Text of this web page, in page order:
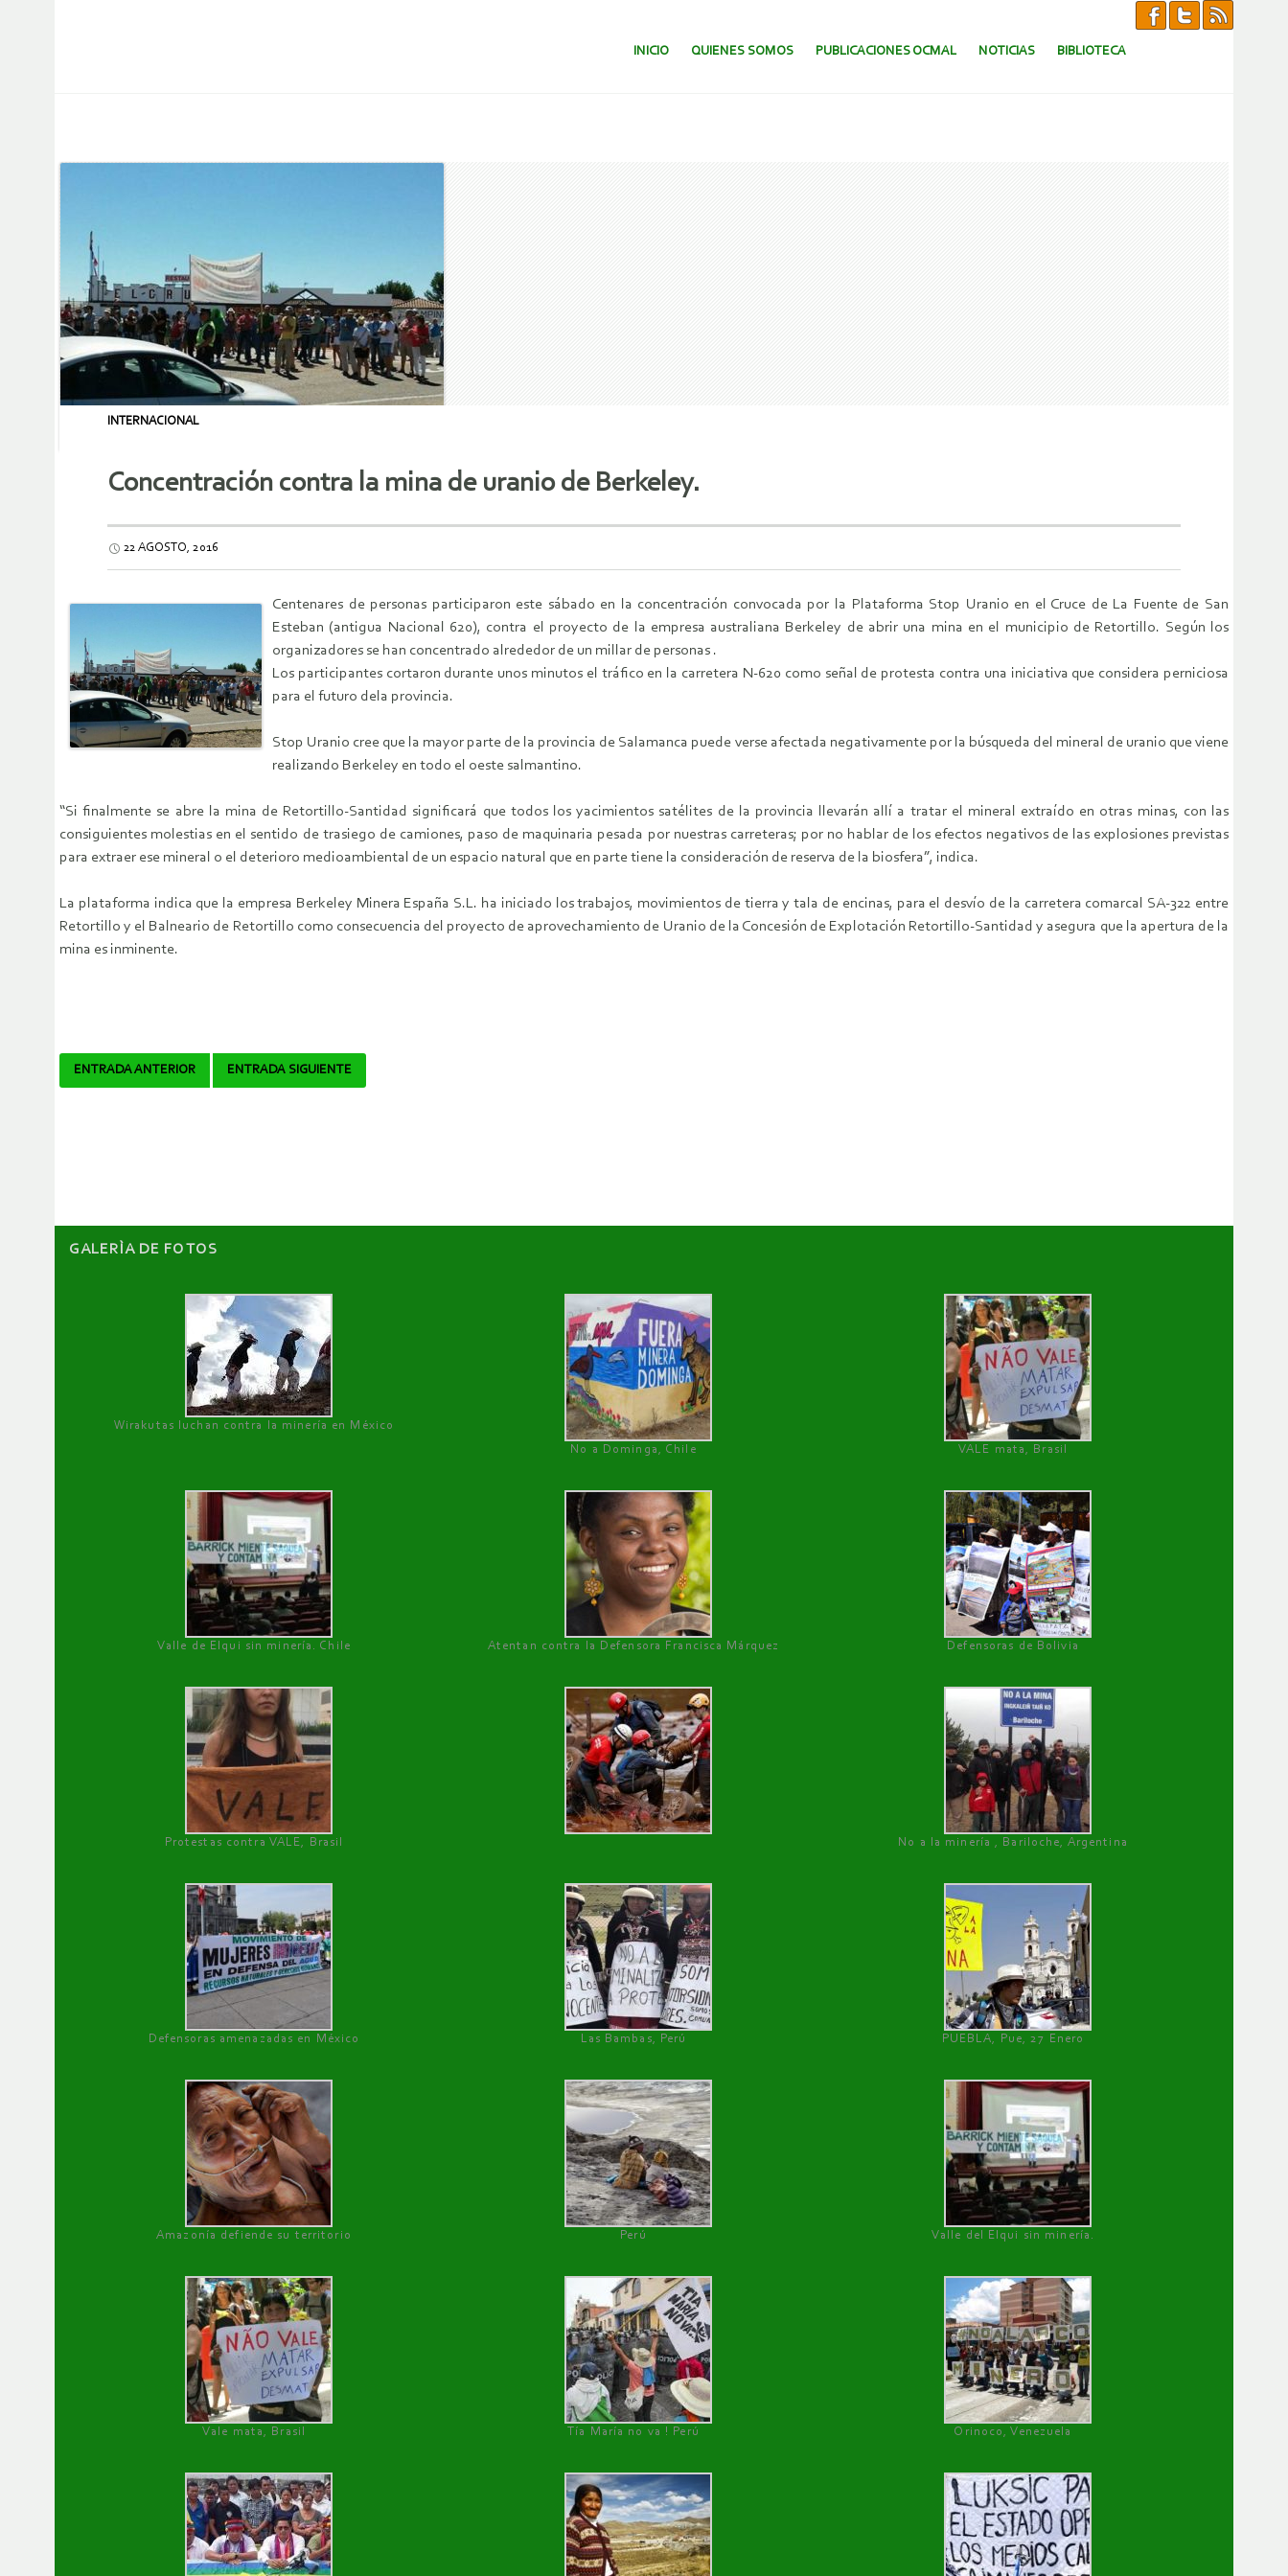
SALTAR AL CONTENIDO.
INICIO QUIENES SOMOS PUBLICACIONES OCMAL NOTICIAS BIBLIOTECA
INTERNACIONAL
Concentración contra la mina de uranio de Berkeley.
22 AGOSTO, 2016
Centenares de personas participaron este sábado en la concentración convocada por la Plataforma Stop Uranio en el Cruce de La Fuente de San
Esteban (antigua Nacional 620), contra el proyecto de la empresa australiana Berkeley de abrir una mina en el municipio de Retortillo. Según los
organizadores se han concentrado alrededor de un millar de personas .
Los participantes cortaron durante unos minutos el tráfico en la carretera N-620 como señal de protesta contra una iniciativa que considera perniciosa
para el futuro dela provincia.
Stop Uranio cree que la mayor parte de la provincia de Salamanca puede verse afectada negativamente por la búsqueda del mineral de uranio que viene
realizando Berkeley en todo el oeste salmantino.
“Si finalmente se abre la mina de Retortillo-Santidad significará que todos los yacimientos satélites de la provincia llevarán allí a tratar el mineral extraído en otras minas, con las
consiguientes molestias en el sentido de trasiego de camiones, paso de maquinaria pesada por nuestras carreteras; por no hablar de los efectos negativos de las explosiones previstas
para extraer ese mineral o el deterioro medioambiental de un espacio natural que en parte tiene la consideración de reserva de la biosfera”, indica.
La plataforma indica que la empresa Berkeley Minera España S.L. ha iniciado los trabajos, movimientos de tierra y tala de encinas, para el desvío de la carretera comarcal SA-322 entre
Retortillo y el Balneario de Retortillo como consecuencia del proyecto de aprovechamiento de Uranio de la Concesión de Explotación Retortillo-Santidad y asegura que la apertura de la
mina es inminente.
Navegador
ENTRADA ANTERIOR ENTRADA SIGUIENTE
GALERÌA DE FOTOS
Wirakutas luchan contra la minería en México
No a Dominga, Chile
VALE mata, Brasil
Valle de Elqui sin minería. Chile Atentan contra la Defensora Francisca Márquez Defensoras de Bolivia
Protestas contra VALE, Brasil No a la minería , Bariloche, Argentina
Defensoras amenazadas en México Las Bambas, Perú PUEBLA, Pue, 27 Enero
Amazonía defiende su territorio Perú Valle del Elqui sin minería.
Vale mata, Brasil Tía María no va ! Perú Orinoco, Venezuela